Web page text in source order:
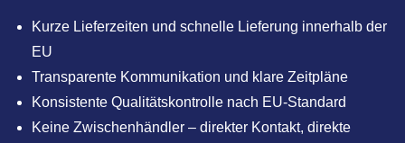
Kurze Lieferzeiten und schnelle Lieferung innerhalb der
EU
Transparente Kommunikation und klare Zeitpläne
Konsistente Qualitätskontrolle nach EU-Standard
Keine Zwischenhändler – direkter Kontakt, direkte